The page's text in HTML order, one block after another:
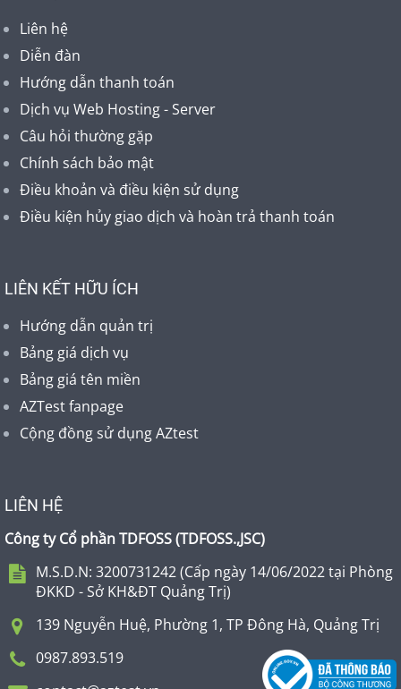
Liên hệ
Diễn đàn
Hướng dẫn thanh toán
Dịch vụ Web Hosting - Server
Câu hỏi thường gặp
Chính sách bảo mật
Điều khoản và điều kiện sử dụng
Điều kiện hủy giao dịch và hoàn trả thanh toán
LIÊN KẾT HỮU ÍCH
Hướng dẫn quản trị
Bảng giá dịch vụ
Bảng giá tên miền
AZTest fanpage
Cộng đồng sử dụng AZtest
LIÊN HỆ
Công ty Cổ phần TDFOSS (TDFOSS.,JSC)
M.S.D.N: 3200731242 (Cấp ngày 14/06/2022 tại Phòng
ĐKKD - Sở KH&ĐT Quảng Trị)
139 Nguyễn Huệ, Phường 1, TP Đông Hà, Quảng Trị
0987.893.519